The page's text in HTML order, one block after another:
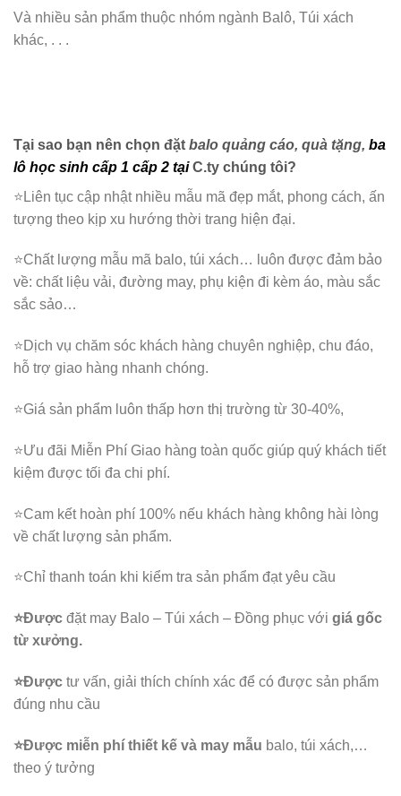
Và nhiều sản phẩm thuộc nhóm ngành Balô, Túi xách
khác, . . .
Tại sao bạn nên chọn đặt balo quảng cáo, quà tặng, ba
lô học sinh cấp 1 cấp 2 tạiC.ty chúng tôi?
⭐️Liên tục cập nhật nhiều mẫu mã đẹp mắt, phong cách, ấn
tượng theo kịp xu hướng thời trang hiện đại.
⭐️Chất lượng mẫu mã balo, túi xách…
luôn được đảm bảo
về: chất liệu vải, đường may, phụ kiện đi kèm áo, màu sắc
sắc sảo…
⭐️Dịch vụ chăm sóc khách hàng chuyên nghiệp, chu đáo,
hỗ trợ giao hàng nhanh chóng.
⭐️Giá sản phẩm luôn thấp hơn thị trường từ 30-40%,
⭐️Ưu đãi Miễn Phí Giao hàng toàn quốc giúp quý khách tiết
kiệm được tối đa chi phí.
⭐️Cam kết hoàn phí 100% nếu khách hàng không hài lòng
về chất lượng sản phẩm.
⭐️Chỉ thanh toán khi kiểm tra sản phẩm đạt yêu cầu
⭐️Được đặt may Balo – Túi xách – Đồng phục với giá gốc
từ xưởng.
⭐️Được tư vấn, giải thích chính xác để có được sản phẩm
đúng nhu cầu
⭐️Được miễn phí thiết kế và may mẫu balo, túi xách,…
theo ý tưởng